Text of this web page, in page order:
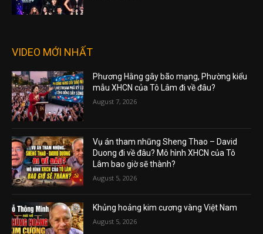
VIDEO MỚI NHẤT
Phương Hằng gây bão mạng, Phường kiểu
mẫu XHCN của Tô Lâm đi về đâu?
August 7, 2026
Vụ án tham nhũng Sheng Thao – David
Duong đi về đâu? Mô hình XHCN của Tô
Lâm bao giờ sẽ thành?
August 5, 2026
Khủng hoảng kim cương vàng Việt Nam
August 5, 2026